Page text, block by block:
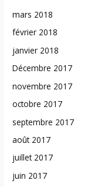
mars 2018
février 2018
janvier 2018
Décembre 2017
novembre 2017
octobre 2017
septembre 2017
août 2017
juillet 2017
juin 2017